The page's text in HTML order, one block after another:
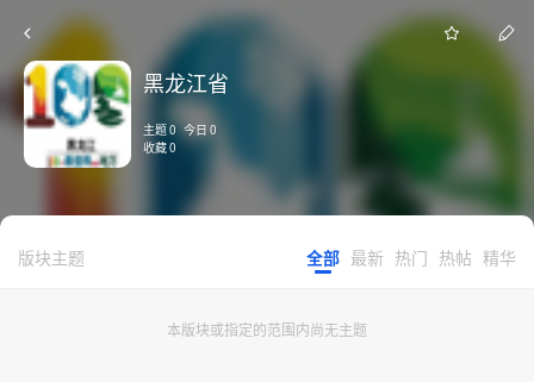
黑龙江省
主题 0 今日 0
收藏 0
版块主题 全部 最新 热门 热帖 精华
本版块或指定的范围内尚无主题